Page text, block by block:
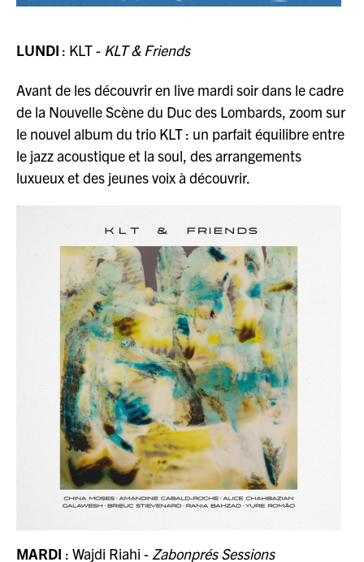
LUNDI : KLT - KLT & Friends
Avant de les découvrir en live mardi soir dans le cadre
de la Nouvelle Scène du Duc des Lombards, zoom sur
le nouvel album du trio KLT : un parfait équilibre entre
le jazz acoustique et la soul, des arrangements
luxueux et des jeunes voix à découvrir.
MARDI : Wajdi Riahi - Zabonprés Sessions